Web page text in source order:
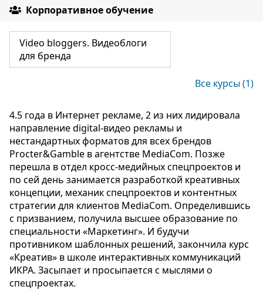
Корпоративное обучение
Video bloggers. Видеоблоги
для бренда
Все курсы (1)
4.5 года в Интернет рекламе, 2 из них лидировала
направление digital-видео рекламы и
нестандартных форматов для всех брендов
Procter&Gamble в агентстве MediaCom. Позже
перешла в отдел кросс-медийных спецпроектов и
по сей день занимается разработкой креативных
концепции, механик спецпроектов и контентных
стратегии для клиентов MediaCom. Определившись
с призванием, получила высшее образование по
специальности «Маркетинг». И будучи
противником шаблонных решений, закончила курс
«Креатив» в школе интерактивных коммуникаций
ИКРА. Засыпает и просыпается с мыслями о
спецпроектах.